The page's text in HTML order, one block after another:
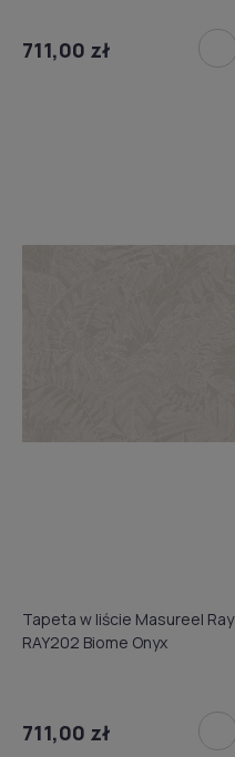
711,00 zł
Tapeta w liście Masureel Ray
RAY202 Biome Onyx
711,00 zł